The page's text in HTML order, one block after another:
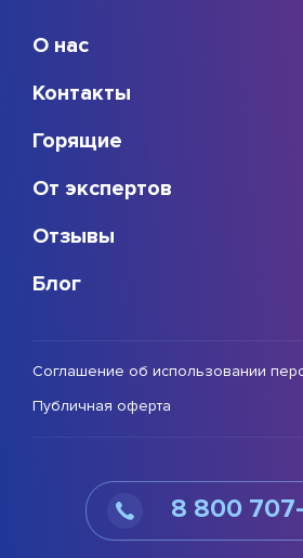
О нас
Контакты
Горящие
От экспертов
Отзывы
Блог
Соглашение об использовании
Публичная оферта
8 800